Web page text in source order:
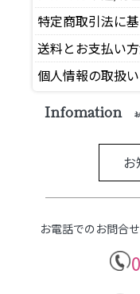
特定商取引法に
送料とお支払い
個人情報の取扱
Infomation
お
お電話でのお問合